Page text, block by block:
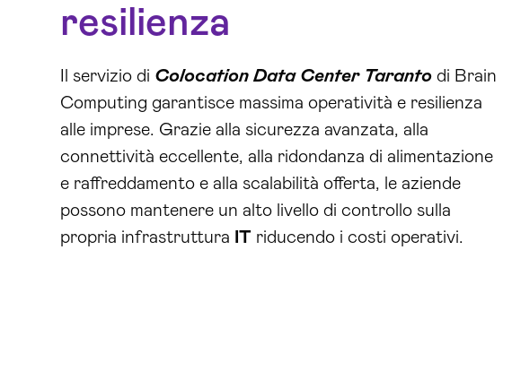
resilienza
Il servizio di Colocation Data Center Taranto di Brain
Computing garantisce massima operatività e resilienza
alle imprese. Grazie alla sicurezza avanzata, alla
connettività eccellente, alla ridondanza di alimentazione
e raffreddamento e alla scalabilità offerta, le aziende
possono mantenere un alto livello di controllo sulla
propria infrastruttura IT riducendo i costi operativi.